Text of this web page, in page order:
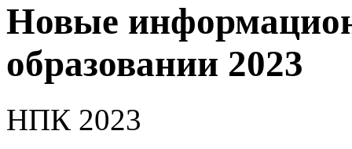
Новые
образовании 2023
НПК 2023